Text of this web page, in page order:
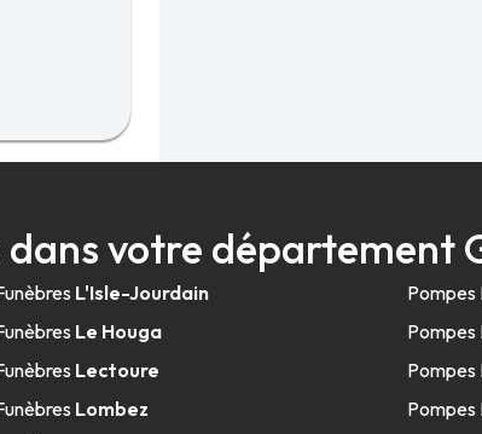
dans votre département
L'Isle-Jourdain
Le Houga
Lectoure
Lombez
Pompes
Pompes
Pompes
Pompes